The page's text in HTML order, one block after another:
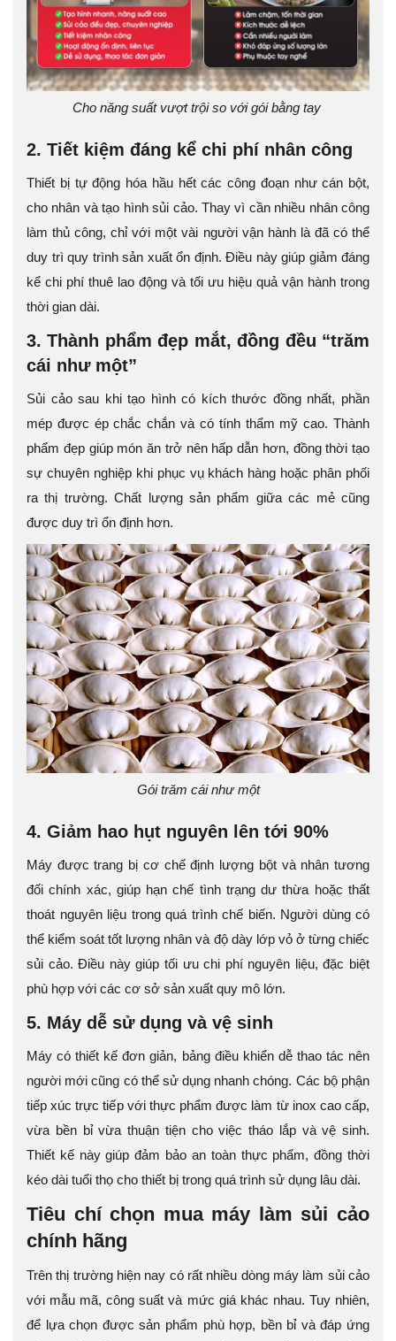
Cho năng suất vượt trội so với gói bằng tay
2. Tiết kiệm đáng kể chi phí nhân công
Thiết bị tự động hóa hầu hết các công đoạn như cán bột,
cho nhân và tạo hình sủi cảo. Thay vì cần nhiều nhân công
làm thủ công, chỉ với một vài người vận hành là đã có thể
duy trì quy trình sản xuất ổn định. Điều này giúp giảm đáng
kể chi phí thuê lao động và tối ưu hiệu quả vận hành trong
thời gian dài.
3. Thành phẩm đẹp mắt, đồng đều “trăm
cái như một”
Sủi cảo sau khi tạo hình có kích thước đồng nhất, phần
mép được ép chắc chắn và có tính thẩm mỹ cao. Thành
phẩm đẹp giúp món ăn trở nên hấp dẫn hơn, đồng thời tạo
sự chuyên nghiệp khi phục vụ khách hàng hoặc phân phối
ra thị trường. Chất lượng sản phẩm giữa các mẻ cũng
được duy trì ổn định hơn.
Gói trăm cái như một
4. Giảm hao hụt nguyên lên tới 90%
Máy được trang bị cơ chế định lượng bột và nhân tương
đối chính xác, giúp hạn chế tình trạng dư thừa hoặc thất
thoát nguyên liệu trong quá trình chế biến. Người dùng có
thể kiểm soát tốt lượng nhân và độ dày lớp vỏ ở từng chiếc
sủi cảo. Điều này giúp tối ưu chi phí nguyên liệu, đặc biệt
phù hợp với các cơ sở sản xuất quy mô lớn.
5. Máy dễ sử dụng và vệ sinh
Máy có thiết kế đơn giản, bảng điều khiển dễ thao tác nên
người mới cũng có thể sử dụng nhanh chóng. Các bộ phận
tiếp xúc trực tiếp với thực phẩm được làm từ inox cao cấp,
vừa bền bỉ vừa thuận tiện cho việc tháo lắp và vệ sinh.
Thiết kế này giúp đảm bảo an toàn thực phẩm, đồng thời
kéo dài tuổi thọ cho thiết bị trong quá trình sử dụng lâu dài.
Tiêu chí chọn mua máy làm sủi cảo
chính hãng
Trên thị trường hiện nay có rất nhiều dòng máy làm sủi cảo
với mẫu mã, công suất và mức giá khác nhau. Tuy nhiên,
để lựa chọn được sản phẩm phù hợp, bền bỉ và đáp ứng